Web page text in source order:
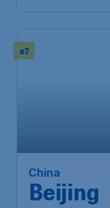
#7
China
Beijing